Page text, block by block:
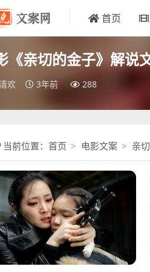
首页
《亲切的金子》解说
欢 3年前 288
当前位置： 首页 电影文案 亲